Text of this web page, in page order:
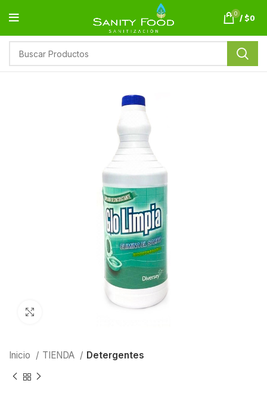
0 / $0
Inicio TIENDA Detergentes